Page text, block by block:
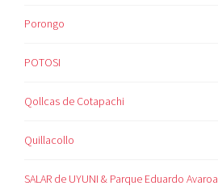
Porongo
POTOSI
Qollcas de Cotapachi
Quillacollo
SALAR de UYUNI & Parque Eduardo Avaroa